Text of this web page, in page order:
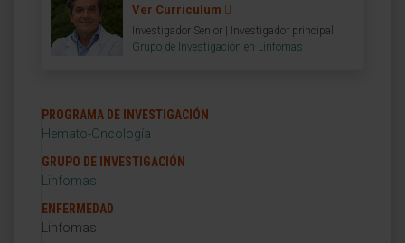
Ver Curriculum
Investigador Senior | Investigador principal
Grupo de Investigación en Linfomas
PROGRAMA DE INVESTIGACIÓN
Hemato-Oncología
GRUPO DE INVESTIGACIÓN
Linfomas
ENFERMEDAD
Linfomas